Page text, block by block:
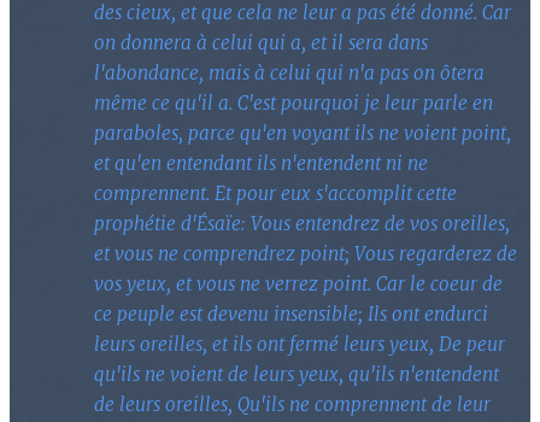
des cieux, et que cela ne leur a pas été donné. Car
on donnera à celui qui a, et il sera dans
l'abondance, mais à celui qui n'a pas on ôtera
même ce qu'il a. C'est pourquoi je leur parle en
paraboles, parce qu'en voyant ils ne voient point,
et qu'en entendant ils n'entendent ni ne
comprennent. Et pour eux s'accomplit cette
prophétie d'Ésaïe: Vous entendrez de vos oreilles,
et vous ne comprendrez point; Vous regarderez de
vos yeux, et vous ne verrez point. Car le coeur de
ce peuple est devenu insensible; Ils ont endurci
leurs oreilles, et ils ont fermé leurs yeux, De peur
qu'ils ne voient de leurs yeux, qu'ils n'entendent
de leurs oreilles, Qu'ils ne comprennent de leur